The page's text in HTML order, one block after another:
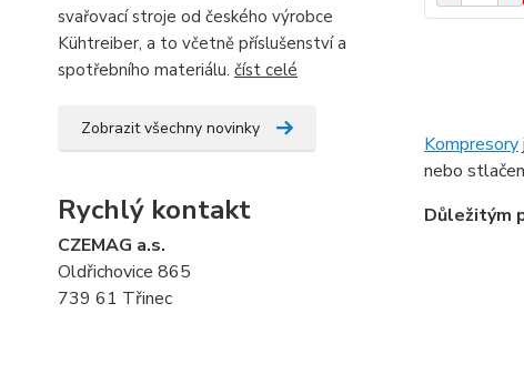
svařovací stroje od českého výrobce
Kühtreiber, a to včetně příslušenství a
spotřebního materiálu. číst celé
Zobrazit všechny novinky
Rychlý kontakt
CZEMAG a.s.
Oldřichovice 865
739 61 Třinec
Kompresory
nebo
Důležitým